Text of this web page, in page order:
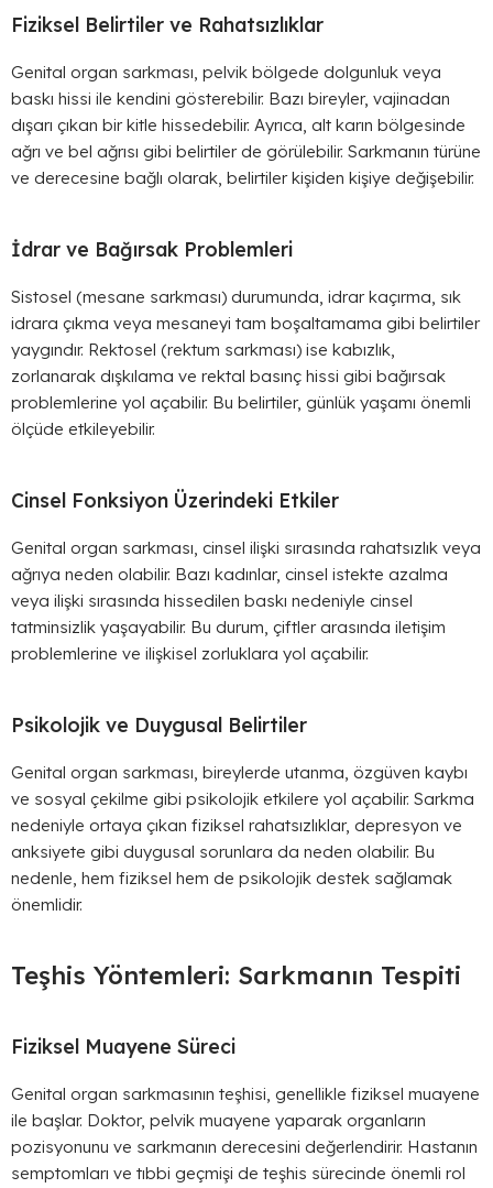
Fiziksel Belirtiler ve Rahatsızlıklar
Genital organ sarkması, pelvik bölgede dolgunluk veya
baskı hissi ile kendini gösterebilir. Bazı bireyler, vajinadan
dışarı çıkan bir kitle hissedebilir. Ayrıca, alt karın bölgesinde
ağrı ve bel ağrısı gibi belirtiler de görülebilir. Sarkmanın türüne
ve derecesine bağlı olarak, belirtiler kişiden kişiye değişebilir.
İdrar ve Bağırsak Problemleri
Sistosel (mesane sarkması) durumunda, idrar kaçırma, sık
idrara çıkma veya mesaneyi tam boşaltamama gibi belirtiler
yaygındır. Rektosel (rektum sarkması) ise kabızlık,
zorlanarak dışkılama ve rektal basınç hissi gibi bağırsak
problemlerine yol açabilir. Bu belirtiler, günlük yaşamı önemli
ölçüde etkileyebilir.
Cinsel Fonksiyon Üzerindeki Etkiler
Genital organ sarkması, cinsel ilişki sırasında rahatsızlık veya
ağrıya neden olabilir. Bazı kadınlar, cinsel istekte azalma
veya ilişki sırasında hissedilen baskı nedeniyle cinsel
tatminsizlik yaşayabilir. Bu durum, çiftler arasında iletişim
problemlerine ve ilişkisel zorluklara yol açabilir.
Psikolojik ve Duygusal Belirtiler
Genital organ sarkması, bireylerde utanma, özgüven kaybı
ve sosyal çekilme gibi psikolojik etkilere yol açabilir. Sarkma
nedeniyle ortaya çıkan fiziksel rahatsızlıklar, depresyon ve
anksiyete gibi duygusal sorunlara da neden olabilir. Bu
nedenle, hem fiziksel hem de psikolojik destek sağlamak
önemlidir.
Teşhis Yöntemleri: Sarkmanın Tespiti
Fiziksel Muayene Süreci
Genital organ sarkmasının teşhisi, genellikle fiziksel muayene
ile başlar. Doktor, pelvik muayene yaparak organların
pozisyonunu ve sarkmanın derecesini değerlendirir. Hastanın
semptomları ve tıbbi geçmişi de teşhis sürecinde önemli rol